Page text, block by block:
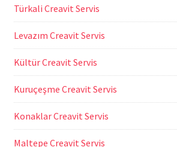
Türkali Creavit Servis
Levazım Creavit Servis
Kültür Creavit Servis
Kuruçeşme Creavit Servis
Konaklar Creavit Servis
Maltepe Creavit Servis